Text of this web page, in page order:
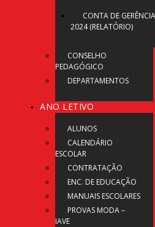
CONTA DE GERÊNCIA
2024 (RELATÓRIO)
CONSELHO
PEDAGÓGICO
DEPARTAMENTOS
ANO LETIVO
ALUNOS
CALENDÁRIO
ESCOLAR
CONTRATAÇÃO
ENC. DE EDUCAÇÃO
MANUAIS ESCOLARES
PROVAS MODA –
IAVE